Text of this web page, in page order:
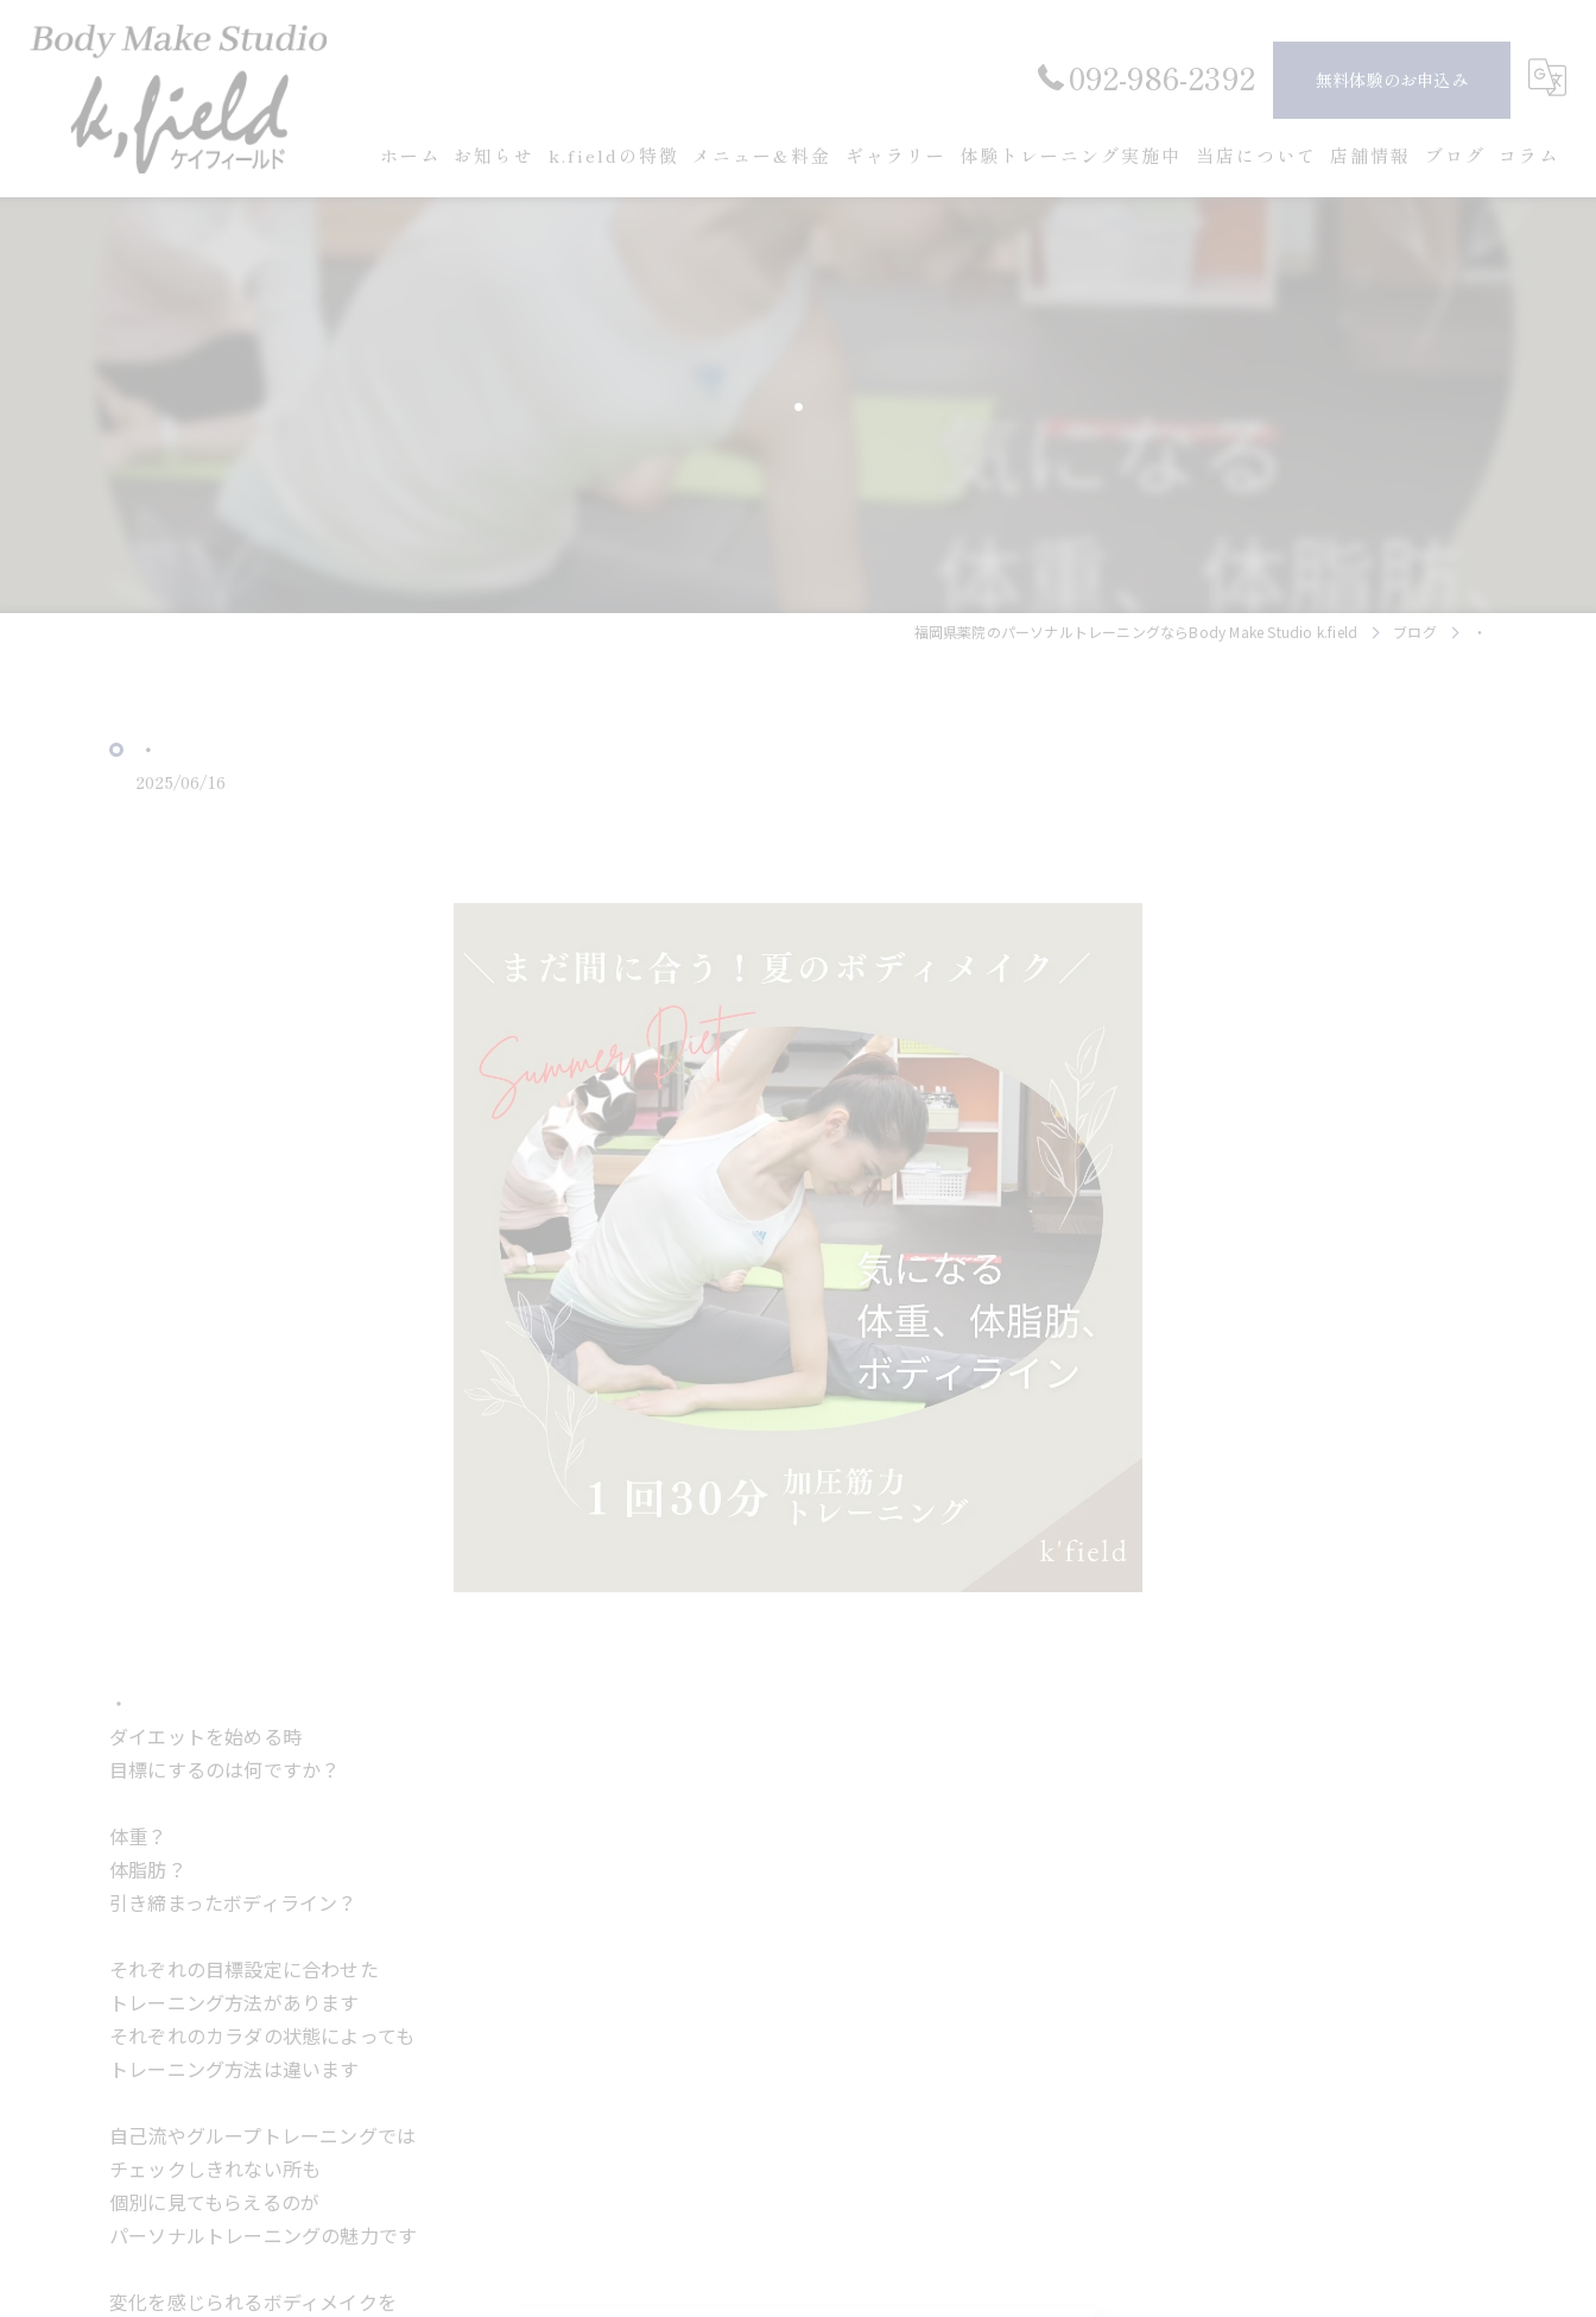
092-986-2392 無料体験のお申込み
ホーム お知らせ k.fieldの特徴 メニュー&料金 ギャラリー 体験トレーニング実施中 当店について 店舗情報 ブログ コラム
・
福岡県薬院のパーソナルトレーニングならBody Make Studio k.field ブログ ・
・
2025/06/16
・
ダイエットを始める時
目標にするのは何ですか？
体重？
体脂肪？
引き締まったボディライン？
それぞれの目標設定に合わせた
トレーニング方法があります
それぞれのカラダの状態によっても
トレーニング方法は違います
自己流やグループトレーニングでは
チェックしきれない所も
個別に見てもらえるのが
パーソナルトレーニングの魅力です
変化を感じられるボディメイクを